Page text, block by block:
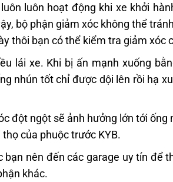
luôn hoạt động khi xe khởi
bộ phận giảm xóc không thể
thôi bạn có thể kiểm tra giảm xóc
lái xe. Khi bị ấn mạnh xuống
nhún tốt chỉ được dội lên rồi hạ
đột ngột sẽ ảnh hưởng lớn tới ống
của phuộc trước KYB.
bạn nên đến các garage uy tín để
khác.